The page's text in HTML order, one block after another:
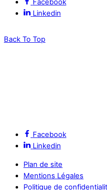
Facebook
Linkedin
Back To Top
Facebook
Linkedin
Plan de site
Mentions Légales
Politique de